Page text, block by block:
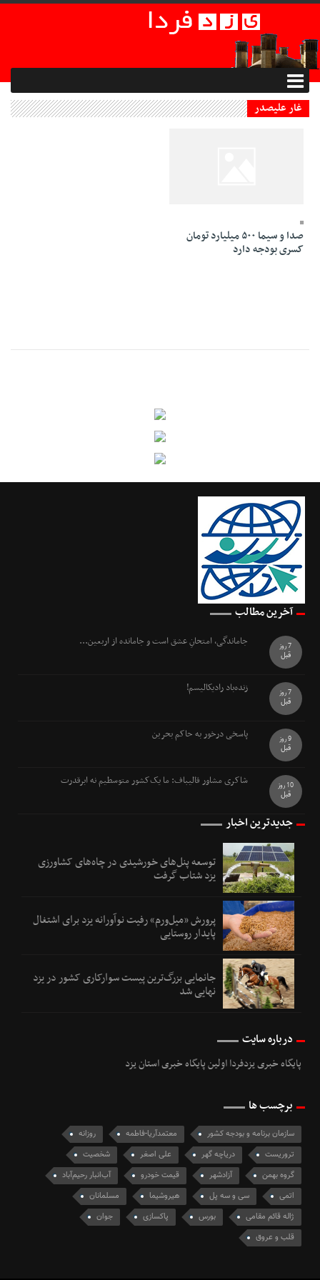
غار علیصدر
صدا و سیما ۵۰۰ میلیارد تومان
کسری بودجه دارد
آخرین مطالب
جاماندگی، امتحانِ عشق است و جامانده از اربعین...
7 روز
قبل
زنده‌باد رادیکالیسم!
7 روز
قبل
پاسخی درخور به حاکم بحرین
9 روز
قبل
شاکری مشاور قالیباف: ما یک‌کشور متوسطیم نه ابرقدرت
10 روز
قبل
جدیدترین اخبار
توسعه پنل‌های خورشیدی در چاه‌های کشاورزی
یزد شتاب گرفت
پرورش «میل‌ورم» رفیت نوآورانه یزد برای اشتغال
پایدار روستایی
جانمایی بزرگ‌ترین پیست سوارکاری کشور در یزد
نهایی شد
درباره سایت
پایگاه خبری یزدفردا اولین پایگاه خبری استان یزد
برچسب ها
سازمان برنامه و بودجه کشور معتمدآریا-فاطمه
روزانه
تروریست
دریاچه گهر علی اصغر
شخصیت
گروه بهمن
آزادشهر قیمت خودرو
آب‌انبار رحیم‌آباد
اتمی
سی و سه پل هیروشیما
مسلمانان
ژاله قائم مقامی
بورس پاکسازی
جوان
قلب و عروق